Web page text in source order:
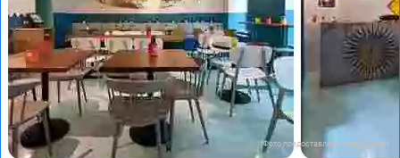
Фото предоставлены заведением